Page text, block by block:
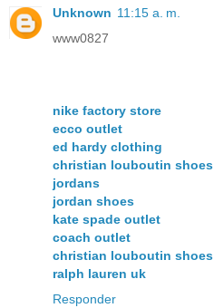
Unknown 11:15 a. m.
www0827
nike factory store
ecco outlet
ed hardy clothing
christian louboutin shoes
jordans
jordan shoes
kate spade outlet
coach outlet
christian louboutin shoes
ralph lauren uk
Responder